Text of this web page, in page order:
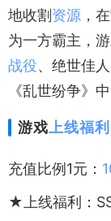
地收割 资源 ，
为一方霸主，
战役、绝世佳人
《乱世纷争》中
游戏上线福利
充值比例1元：
★上线福利：